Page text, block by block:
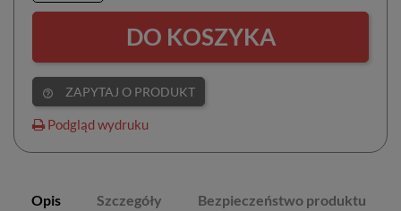
DO KOSZYKA
help_outline ZAPYTAJ O PRODUKT
Podgląd wydruku
Opis Szczegóły Bezpieczeństwo produktu